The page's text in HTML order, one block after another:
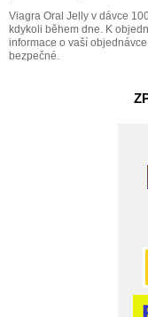
Viagra Oral Jelly v dávce
kdykoli během dne. K
informace o vaší
bezpečné.